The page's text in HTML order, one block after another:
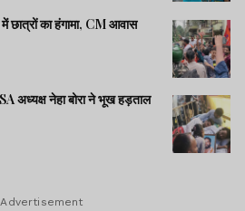
छात्रों का हंगामा, CM आवास
अध्यक्ष नेहा बोरा ने भूख हड़ताल
Advertisement